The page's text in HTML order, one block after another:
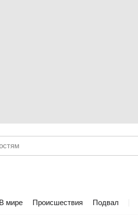
В мире Происшествия Подвал